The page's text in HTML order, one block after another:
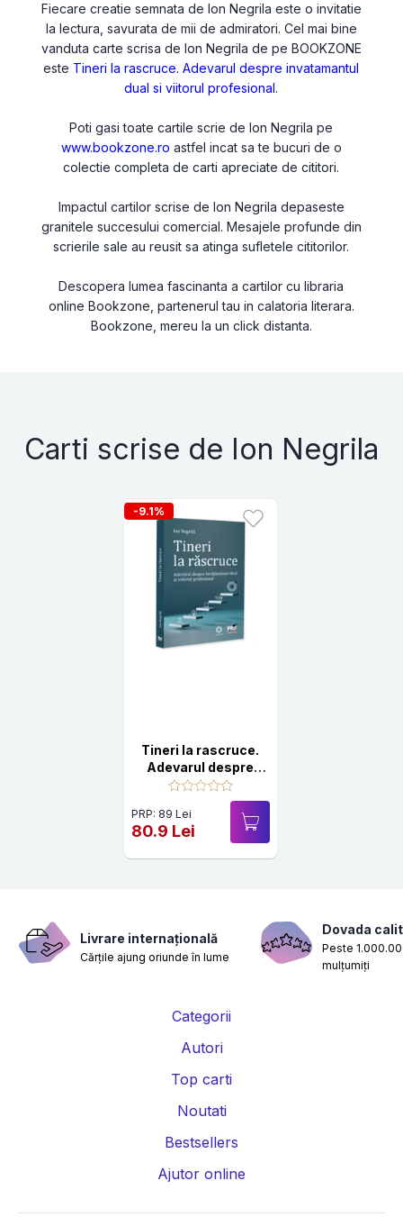
Fiecare creatie semnata de Ion Negrila este o invitatie
la lectura, savurata de mii de admiratori. Cel mai bine
vanduta carte scrisa de Ion Negrila de pe BOOKZONE
este Tineri la rascruce. Adevarul despre invatamantul
dual si viitorul profesional.
Poti gasi toate cartile scrie de Ion Negrila pe
www.bookzone.ro astfel incat sa te bucuri de o
colectie completa de carti apreciate de cititori.
Impactul cartilor scrise de Ion Negrila depaseste
granitele succesului comercial. Mesajele profunde din
scrierile sale au reusit sa atinga sufletele cititorilor.
Descopera lumea fascinanta a cartilor cu libraria
online Bookzone, partenerul tau in calatoria literara.
Bookzone, mereu la un click distanta.
Carti scrise de Ion Negrila
-9.1%
Tineri la rascruce.
Adevarul despre
invatamantul dual si
viitorul profesional
PRP: 89 Lei
80.9 Lei
Livrare internațională
Cărțile ajung oriunde în lume
Dovada
Peste
mulțumiți
Categorii
Autori
Top carti
Noutati
Bestsellers
Ajutor online